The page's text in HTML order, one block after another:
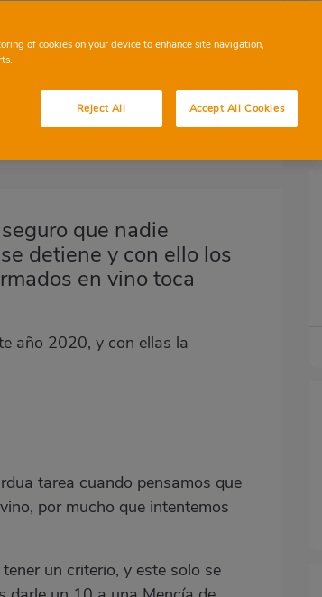
mejores vinos de toda la
¡Te contamos
que nadie
detiene y con ello los
en vino toca
año 2020, y con ellas la
tarea cuando pensamos que
por mucho que intentemos
un criterio, y este solo se
of cookies on your device to enhance site navigation,
Reject All Accept All Cookies